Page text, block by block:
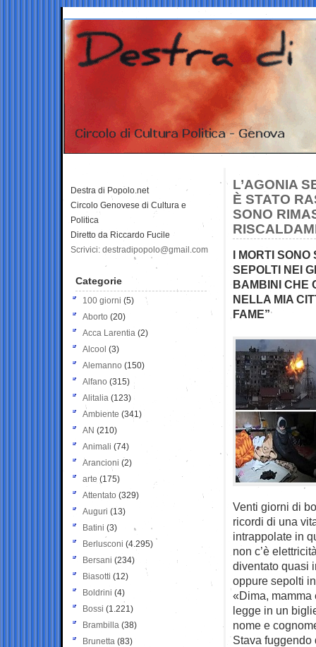
L’AGONIA
È STATO
SONO
I MORTI
SEPOLTI NEI
BAMBINI CHE
NELLA MIA
FAME”
Venti giorni di
ricordi di una
intrappolate in
non c’è
diventato quasi
oppure sepolti
«Dima, mamma
legge in un
nome e
Stava fuggendo
Destra di Popolo.net
Circolo Genovese di Cultura e
Politica
Diretto da Riccardo Fucile
Scrivici: destradipopolo@gmail.com
Categorie
100 giorni (5)
Aborto (20)
Acca Larentia (2)
Alcool (3)
Alemanno (150)
Alfano (315)
Alitalia (123)
Ambiente (341)
AN (210)
Animali (74)
Arancioni (2)
arte (175)
Attentato (329)
Auguri (13)
Batini (3)
Berlusconi (4.295)
Bersani (234)
Biasotti (12)
Boldrini (4)
Bossi (1.221)
Brambilla (38)
Brunetta (83)